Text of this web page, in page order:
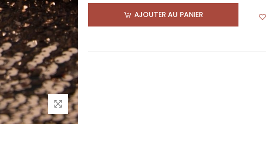
AJOUTER AU PANIER